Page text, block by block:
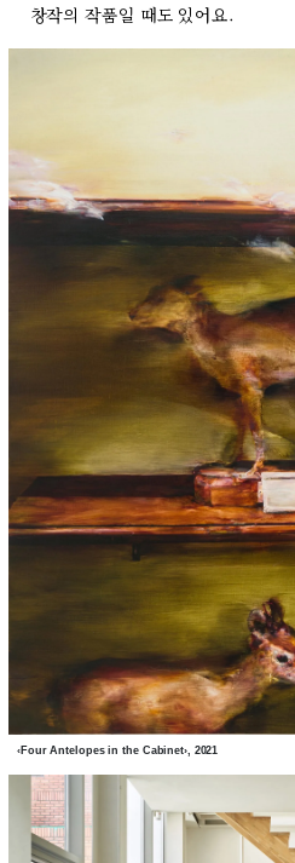
창작의 작품일 때도 있어요.
‹Four Antelopes in the Cabinet›, 2021